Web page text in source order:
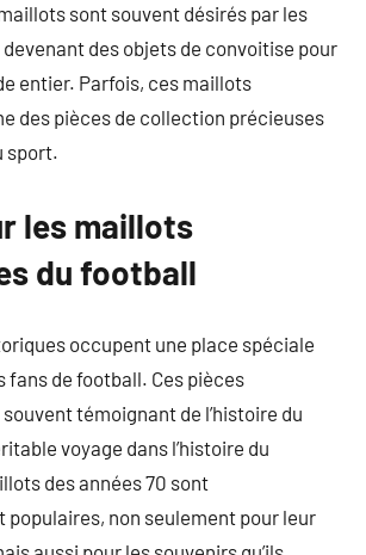
sont souvent désirés par les
des objets de convoitise pour
entier. Parfois, ces maillots
des pièces de collection précieuses
sport.
les maillots
du football
occupent une place spéciale
fans de football. Ces pièces
témoignant de l’histoire du
voyage dans l’histoire du
des années 70 sont
non seulement pour leur